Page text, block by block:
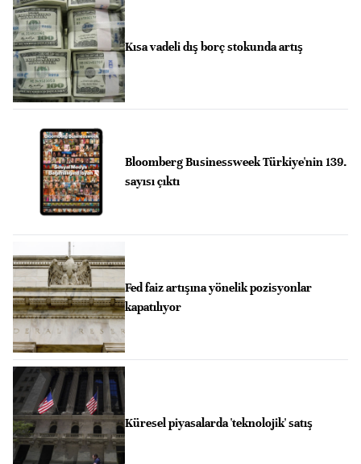
Kısa vadeli dış borç stokunda artış
Bloomberg Businessweek Türkiye'nin 139.
sayısı çıktı
Fed faiz artışına yönelik pozisyonlar
kapatılıyor
Küresel piyasalarda 'teknolojik' satış